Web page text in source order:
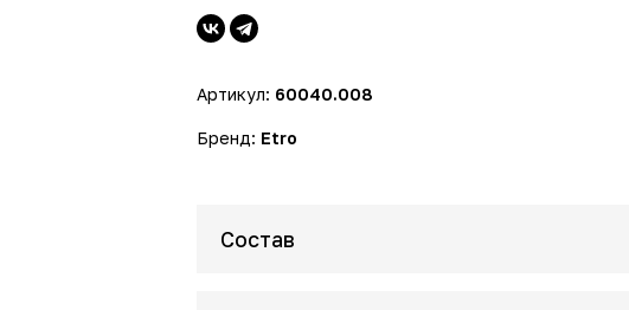
Артикул: 60040.008
Бренд: Etro
Состав